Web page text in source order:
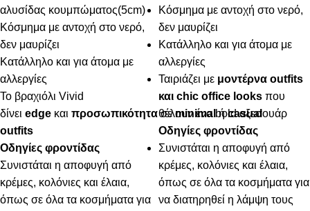
αλυσίδας κουμπώματος(5cm)
Κόσμημα με αντοχή στο νερό,
δεν μαυρίζει
Κατάλληλο και για άτομα με
αλλεργίες
Το βραχιόλι Vivid
δίνει edge και προσωπικότητασεminimal ήcasual
outfits
Οδηγίες φροντίδας
Συνιστάται η αποφυγή από
κρέμες, κολόνιες και έλαια,
όπως σε όλα τα κοσμήματα για
Κόσμημα με αντοχή στο νερό,
δεν μαυρίζει
Κατάλληλο και για άτομα με
αλλεργίες
Ταιριάζει με μοντέρνα outfits
και chic office looks που
θέλουν ένα bold αξεσουάρ
Οδηγίες φροντίδας
Συνιστάται η αποφυγή από
κρέμες, κολόνιες και έλαια,
όπως σε όλα τα κοσμήματα για
να διατηρηθεί η λάμψη τους